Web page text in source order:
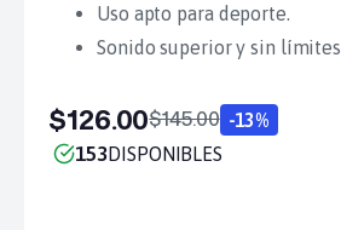
Uso apto para deporte.
Sonido superior y sin límites
$126.00$145.00 -13%
153DISPONIBLES